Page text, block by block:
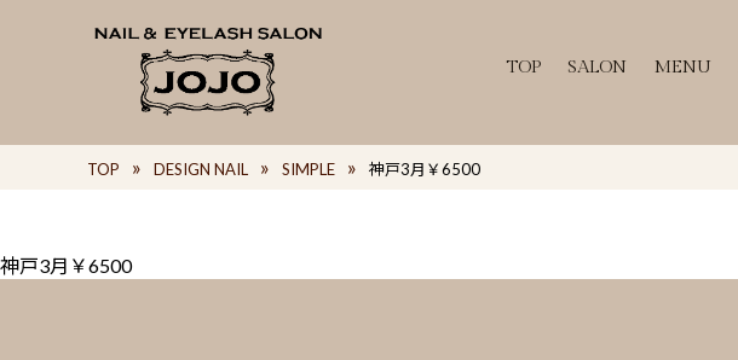
TOP SALON MENU
TOP DESIGN NAIL SIMPLE 神戸3月￥6500
神戸3月￥6500